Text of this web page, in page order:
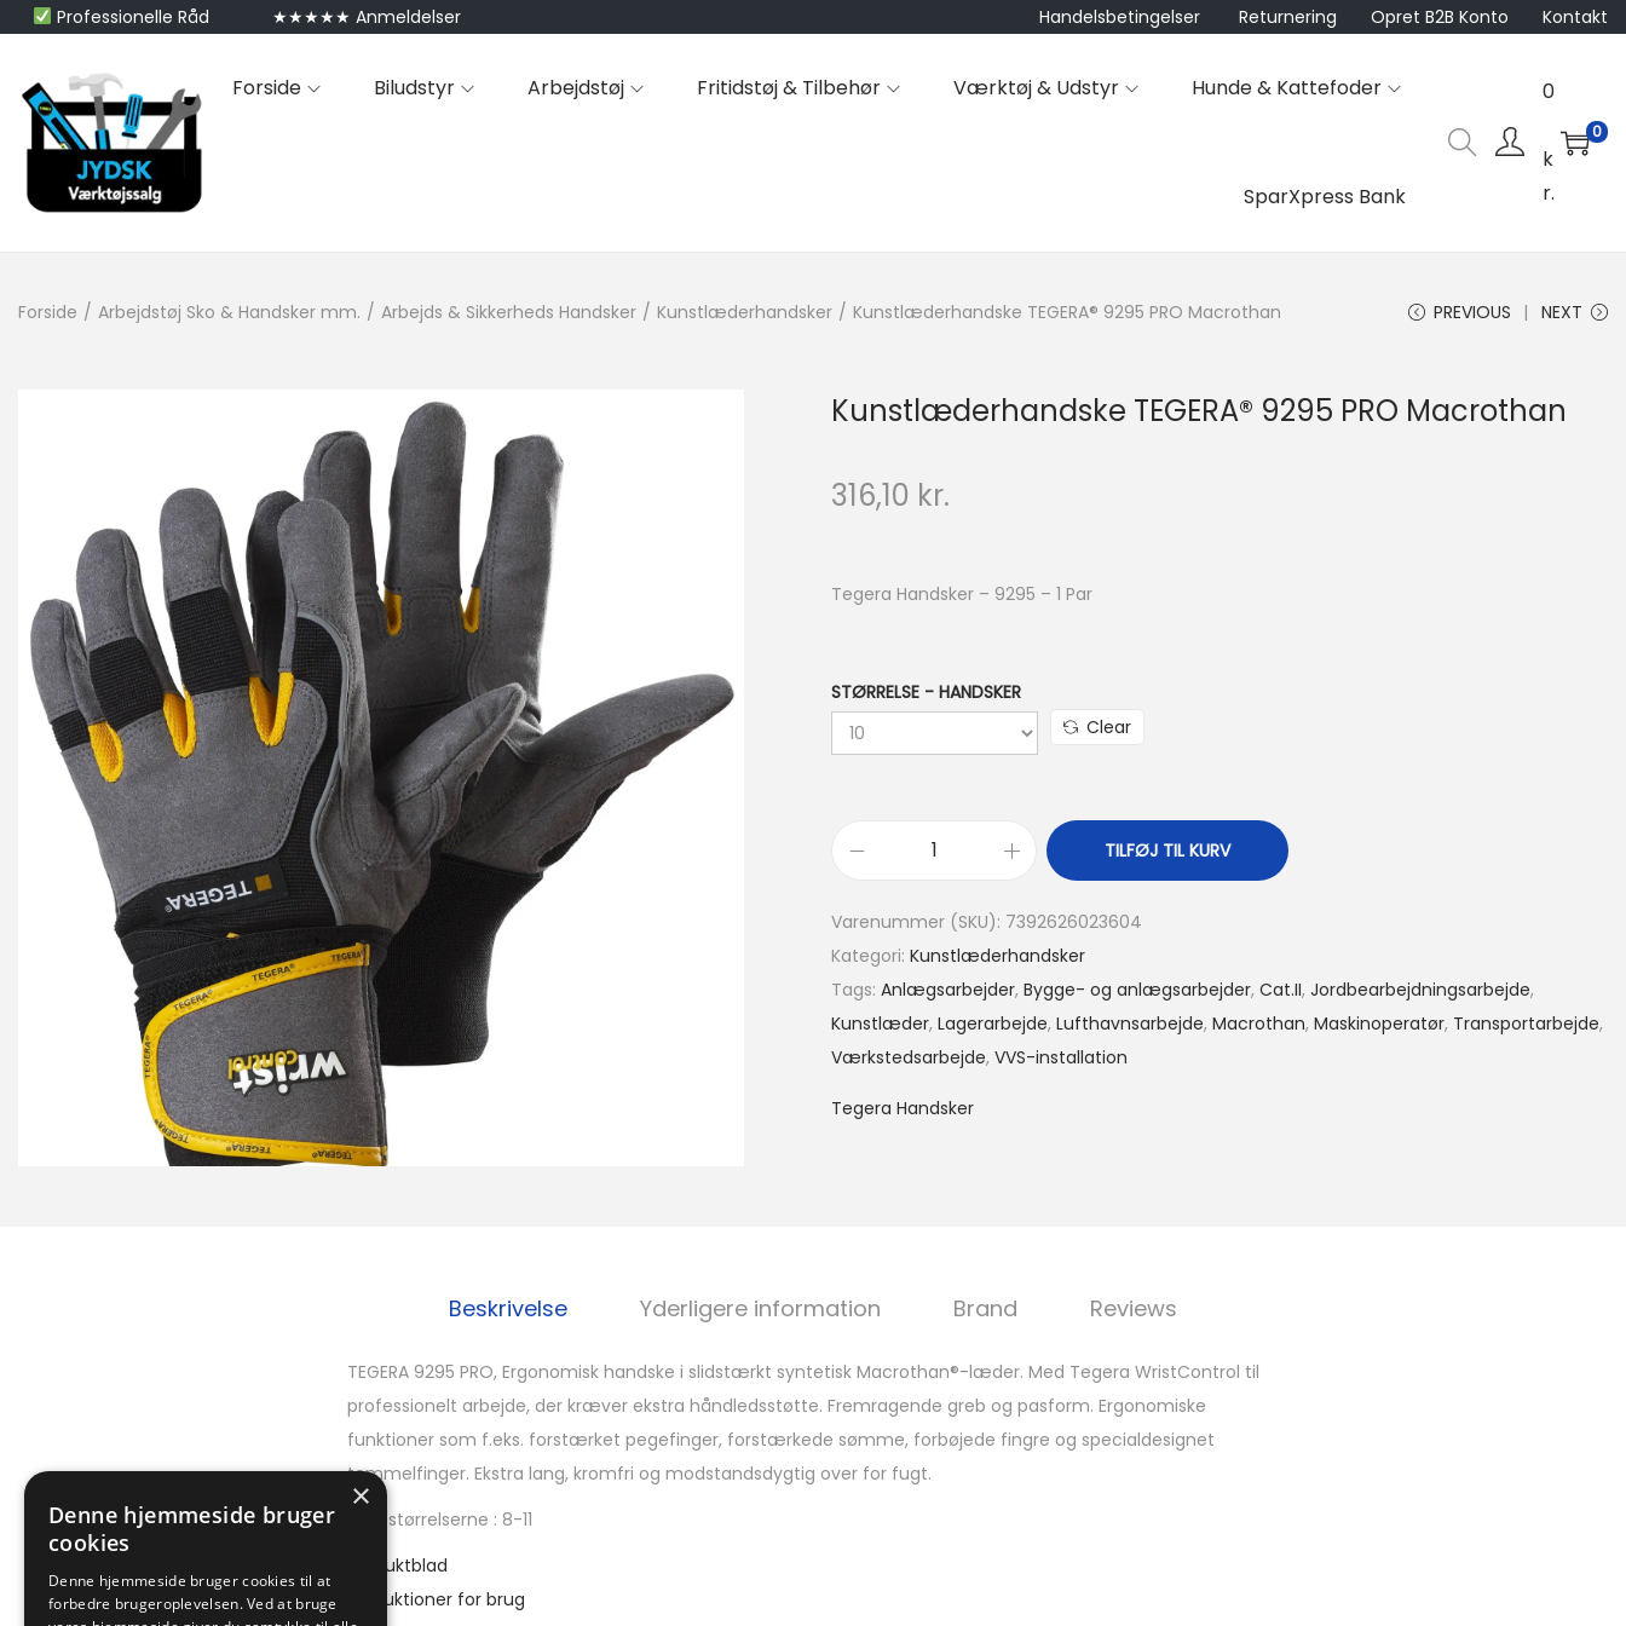
Professionelle Råd ★★★★★ Anmeldelser Handelsbetingelser Returnering Opret B2B Konto Kontakt
Forside Biludstyr Arbejdstøj Fritidstøj & Tilbehør Værktøj & Udstyr Hunde & Kattefoder
SparXpress Bank
0
k
r.
0
Forside / Arbejdstøj Sko & Handsker mm. / Arbejds & Sikkerheds Handsker / Kunstlæderhandsker / Kunstlæderhandske TEGERA® 9295 PRO Macrothan PREVIOUS NEXT
Kunstlæderhandske TEGERA® 9295 PRO Macrothan
316,10 kr.
Tegera Handsker – 9295 – 1 Par
STØRRELSE - HANDSKER
Clear
TILFØJ TIL KURV
Varenummer (SKU): 7392626023604
Kategori: Kunstlæderhandsker
Tags: Anlægsarbejder, Bygge- og anlægsarbejder, Cat.II, Jordbearbejdningsarbejde,
Kunstlæder, Lagerarbejde, Lufthavnsarbejde, Macrothan, Maskinoperatør, Transportarbejde,
Værkstedsarbejde, VVS-installation
Tegera Handsker
Beskrivelse Yderligere information Brand Reviews
TEGERA 9295 PRO, Ergonomisk handske i slidstærkt syntetisk Macrothan®-læder. Med Tegera WristControl til
professionelt arbejde, der kræver ekstra håndledsstøtte. Fremragende greb og pasform. Ergonomiske
funktioner som f.eks. forstærket pegefinger, forstærkede sømme, forbøjede fingre og specialdesignet
tommelfinger. Ekstra lang, kromfri og modstandsdygtig over for fugt.
Fås i størrelserne : 8-11
Produktblad
Instruktioner for brug
×
Denne hjemmeside bruger
cookies
Denne hjemmeside bruger cookies til at
forbedre brugeroplevelsen. Ved at bruge